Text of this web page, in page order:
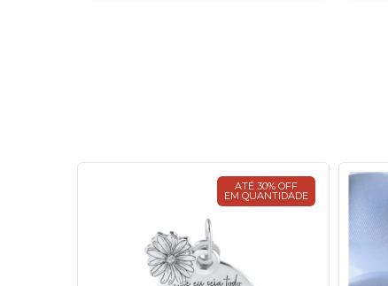
ATÉ 30% OFF
EM QUANTIDADE